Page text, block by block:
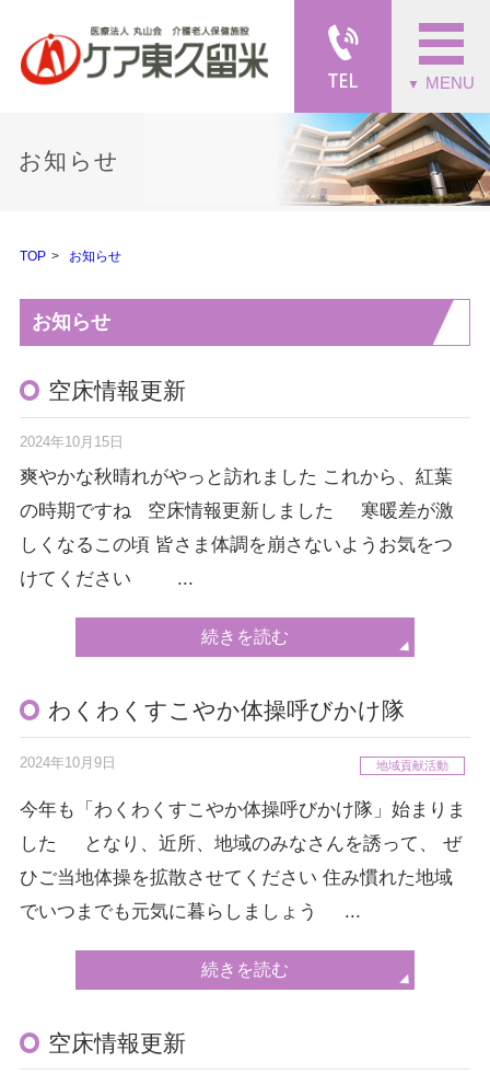
▼ MENU
お知らせ
TOP お知らせ
お知らせ
空床情報更新
2024年10月15日
爽やかな秋晴れがやっと訪れました これから、紅葉
の時期ですね 空床情報更新しました 寒暖差が激
しくなるこの頃 皆さま体調を崩さないようお気をつ
けてください ...
続きを読む
わくわくすこやか体操呼びかけ隊
地域貢献活動
2024年10月9日
今年も「わくわくすこやか体操呼びかけ隊」始まりま
した となり、近所、地域のみなさんを誘って、 ぜ
ひご当地体操を拡散させてください 住み慣れた地域
でいつまでも元気に暮らしましょう ...
続きを読む
空床情報更新